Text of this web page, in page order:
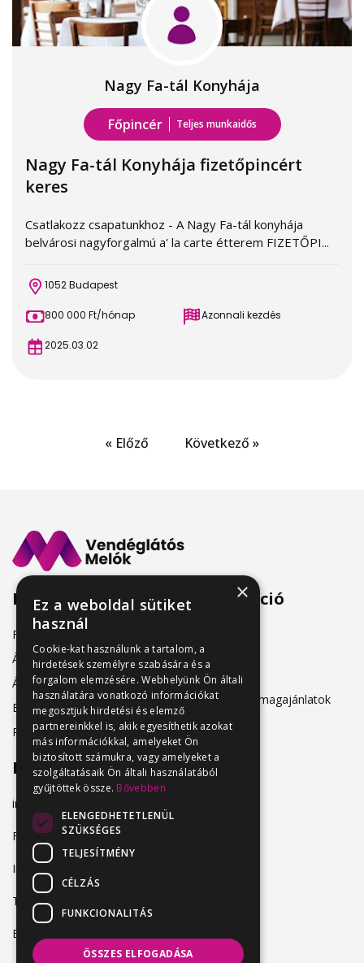
Nagy Fa-tál Konyhája
Főpincér Teljes munkaidős
Nagy Fa-tál Konyhája fizetőpincért
keres
Csatlakozz csapatunkhoz - A Nagy Fa-tál konyhája
belvárosi nagyforgalmú a' la carte étterem FIZETŐPI...
1052 Budapest
800 000 Ft/hónap Azonnali kezdés
2025.03.02
« Előző Következő »
Menü
Friss állásajánlatok
Álláshirdetőknek
Álláskeresőknek
Belépés
Regisztráció
Információ
Adatkezelés
Hirdetési csomagajánlatok
Elérhetőség
info@vendeglatosmelok.hu
Facebook
Instagram
TikTok
Blog
×
Ez a weboldal sütiket
használ
Cookie-kat használunk a tartalom, a
hirdetések személyre szabására és a
forgalom elemzésére. Webhelyünk Ön általi
használatára vonatkozó információkat
megosztjuk hirdetési és elemző
partnereinkkel is, akik egyesíthetik azokat
más információkkal, amelyeket Ön
biztosított számukra, vagy amelyeket a
szolgáltatásaik Ön általi használatából
gyűjtöttek össze. Bővebben
ELENGEDHETETLENÜL
SZÜKSÉGES
TELJESÍTMÉNY
CÉLZÁS
FUNKCIONALITÁS
ÖSSZES ELFOGADÁSA